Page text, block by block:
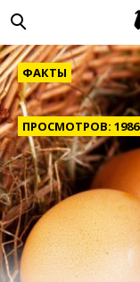
ФАКТЫ
ПРОСМОТРОВ: 1986